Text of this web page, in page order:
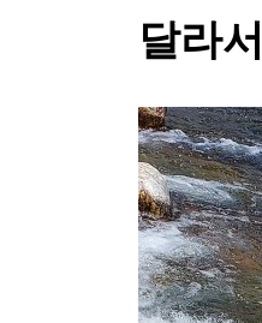
달라